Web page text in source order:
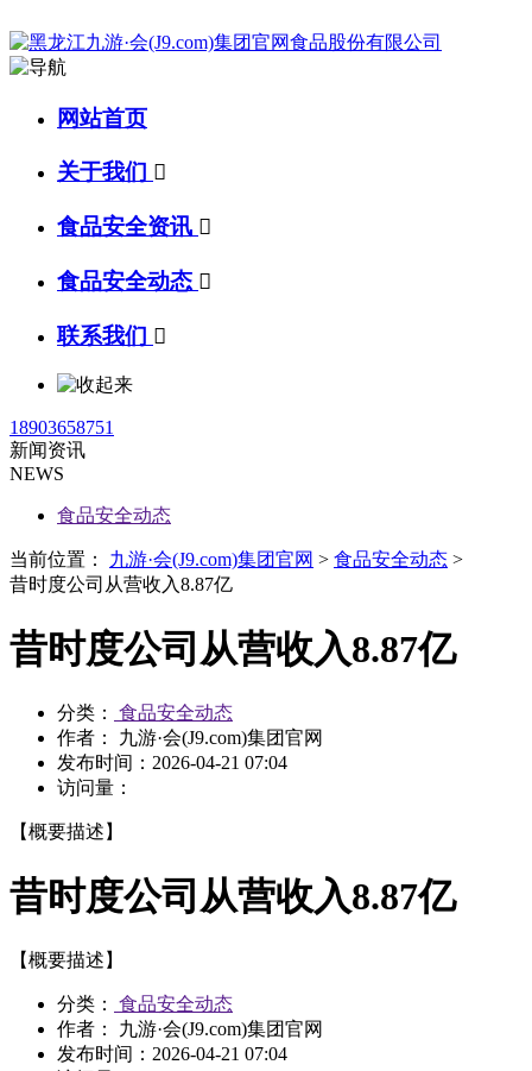
网站首页
关于我们 
食品安全资讯 
食品安全动态 
联系我们 
18903658751
新闻资讯
NEWS
食品安全动态
当前位置： 九游·会(J9.com)集团官网 > 食品安全动态 >
昔时度公司从营收入8.87亿
昔时度公司从营收入8.87亿
分类：
食品安全动态
作者： 九游·会(J9.com)集团官网
发布时间： 2026-04-21 07:04
访问量：
【概要描述】
昔时度公司从营收入8.87亿
【概要描述】
分类：
食品安全动态
作者： 九游·会(J9.com)集团官网
发布时间： 2026-04-21 07:04